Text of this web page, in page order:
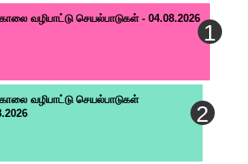
வழிபாட்டு செயல்பாடுகள் - 04.08.2026
வழிபாட்டு செயல்பாடுகள்